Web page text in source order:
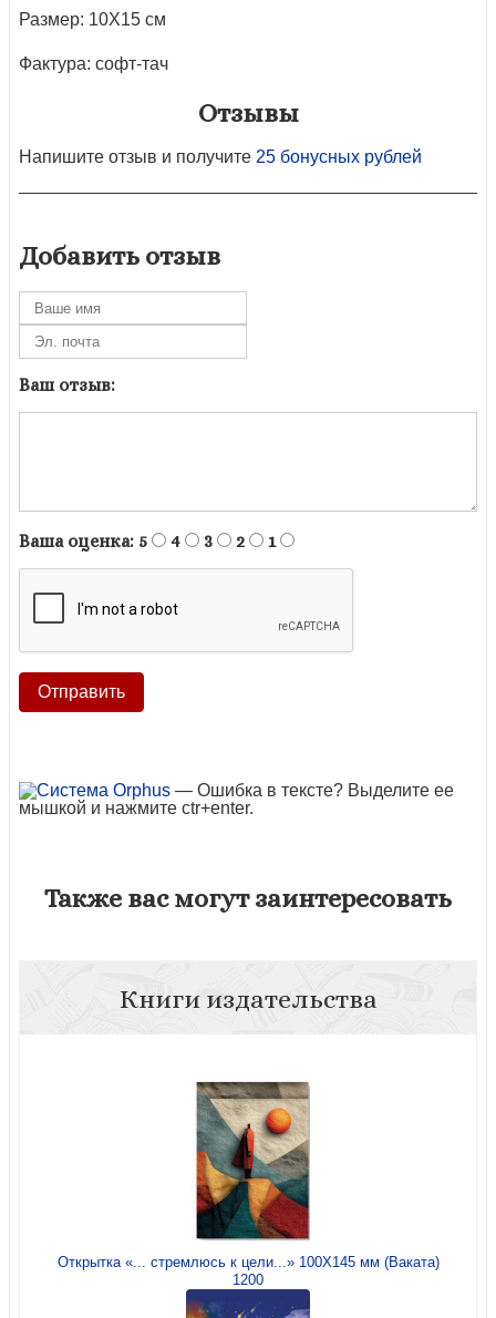
Размер: 10Х15 см
Фактура: софт-тач
Отзывы
Напишите отзыв и получите 25 бонусных рублей
Добавить отзыв
Ваш отзыв:
Ваша оценка: 5 4 3 2 1
— Ошибка в тексте? Выделите ее
мышкой и нажмите ctr+enter.
Также вас могут заинтересовать
Книги издательства
Открытка «... стремлюсь к цели...» 100Х145 мм (Ваката)
1200